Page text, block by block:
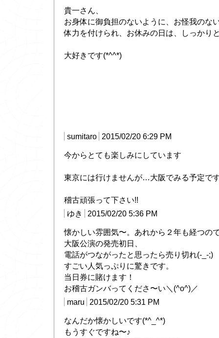
貴一さん、
お身体に御負担のないように、お怪我のな
体力を付けられ、お休みの日は、しっかり
大好きです(*^^*)
sumitaro 2015/02/20 6:29 PM
今からとても楽しみにしています
東京には行けませんが…大阪でみる予定で
稽古頑張って下さい!!
ゆき
2015/02/20 5:36 PM
懐かしい雰囲気〜。あれから２年も経つの
大阪公演の発売初日、
電話がつながったと思ったら売り切れ(-_-;)
すごい人気っぷりに驚きです。
当日券に賭けます！
お稽古ガンバってくださ〜い＼(^o^)／
maru
2015/02/20 5:31 PM
なんだか懐かしいです(*^_^*)
もうすぐですね〜♪